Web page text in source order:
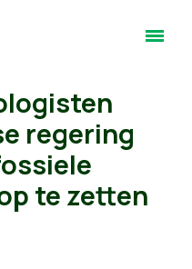
regering
te zetten